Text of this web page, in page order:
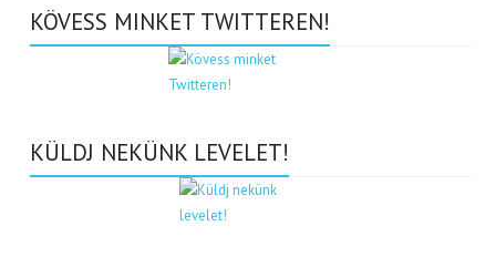
KÖVESS MINKET TWITTEREN!
KÜLDJ NEKÜNK LEVELET!